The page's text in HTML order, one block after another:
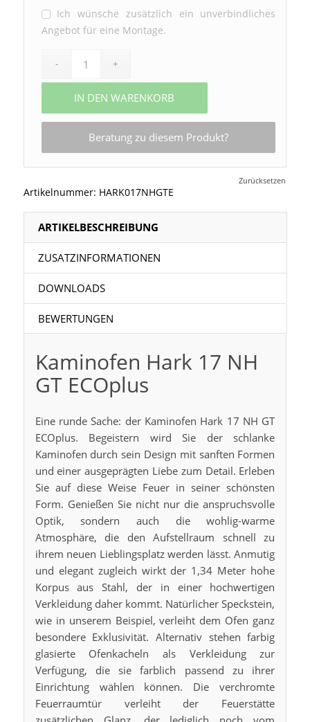
Zurücksetzen
Ich wünsche zusätzlich ein unverbindliches
Angebot für eine Montage.
IN DEN WARENKORB
Beratung zu diesem Produkt?
Artikelnummer: HARK017NHGTE
ARTIKELBESCHREIBUNG
ZUSATZINFORMATIONEN
DOWNLOADS
BEWERTUNGEN
Kaminofen Hark 17 NH
GT ECOplus
Eine runde Sache: der Kaminofen Hark 17 NH GT
ECOplus. Begeistern wird Sie der schlanke
Kaminofen durch sein Design mit sanften Formen
und einer ausgeprägten Liebe zum Detail. Erleben
Sie auf diese Weise Feuer in seiner schönsten
Form. Genießen Sie nicht nur die anspruchsvolle
Optik, sondern auch die wohlig-warme
Atmosphäre, die den Aufstellraum schnell zu
ihrem neuen Lieblingsplatz werden lässt. Anmutig
und elegant zugleich wirkt der 1,34 Meter hohe
Korpus aus Stahl, der in einer hochwertigen
Verkleidung daher kommt. Natürlicher Speckstein,
wie in unserem Beispiel, verleiht dem Ofen ganz
besondere Exklusivität. Alternativ stehen farbig
glasierte Ofenkacheln als Verkleidung zur
Verfügung, die sie farblich passend zu ihrer
Einrichtung wählen können. Die verchromte
Feuerraumtür verleiht der Feuerstätte